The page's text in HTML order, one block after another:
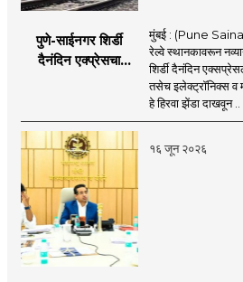
पुणे-साईनगर शिर्डी
दैनंदिन एक्प्रेसचा
हिरवा झेंडा
मुंबई : (Pune
रेल्वे स्थानकावरून
शिर्डी दैनंदिन
तसेच इलेक्ट्रॉनिक्स व
हे हिरवा झेंडा दाखवून ..
१६ जून २०२६